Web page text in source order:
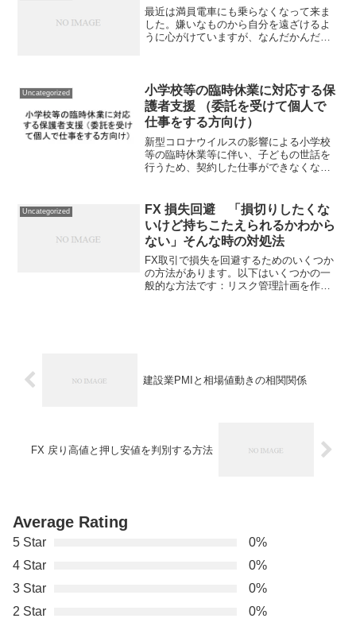
最近は満員電車にも乗らなくなって来ま
した。嫌いなものから自分を遠ざけるよ
うに心がけていますが、なんだかんだ仕
たので、Suicaチャー...
Uncategorized
小学校等の臨時休業に対応する保
護者支援 （委託を受けて個人で
仕事をする方向け）
新型コロナウイルスの影響による小学校
等の臨時休業等に伴い、子どもの世話を
行うため、契約した仕事ができなくなっ
じるものです。
Uncategorized
FX 損失回避 「損切りしたくな
いけど持ちこたえられるかわから
ない」そんな時の対処法
FX取引で損失を回避するためのいくつか
の方法があります。以下はいくつかの一
般的な方法です：リスク管理計画を作成
建設業PMIと相場値動きの相関関係
FX 戻り高値と押し安値を判別する方法
Average Rating
5 Star
0%
4 Star
0%
3 Star
0%
2 Star
0%